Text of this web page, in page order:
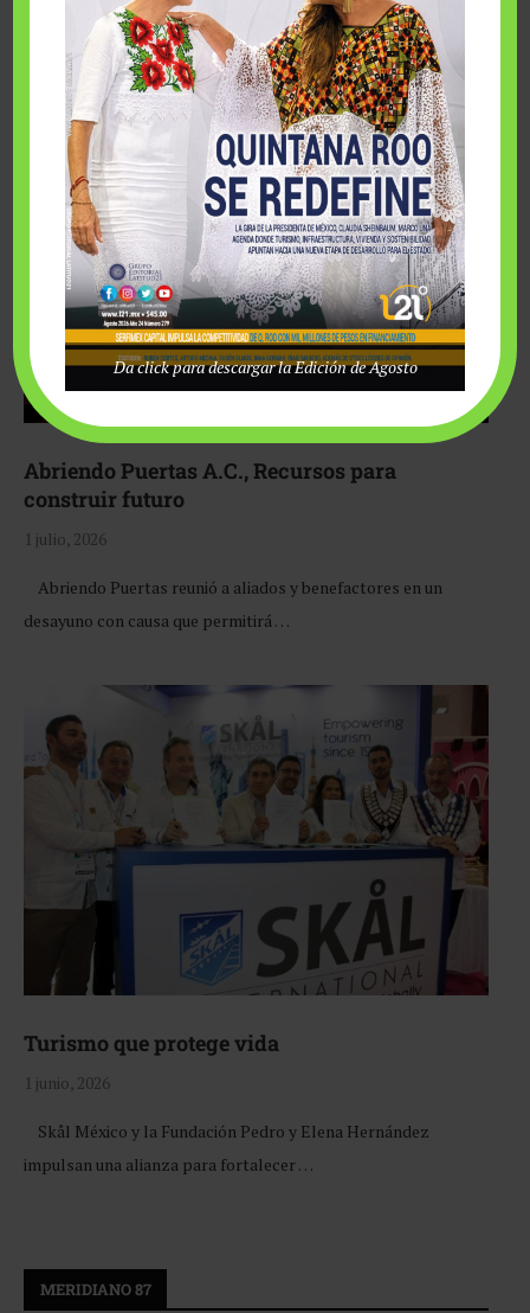
Fairmont Mayakoba y Make-A-Wish México unieron
esfuerzos para hacer realidad el deseo de una …
Abriendo Puertas A.C., Recursos para
construir futuro
1 julio, 2026
Abriendo Puertas reunió a aliados y benefactores en un
desayuno con causa que permitirá …
Turismo que protege vida
1 junio, 2026
Skål México y la Fundación Pedro y Elena Hernández
impulsan una alianza para fortalecer …
MERIDIANO 87
Da click para descargar la Edición de Agosto